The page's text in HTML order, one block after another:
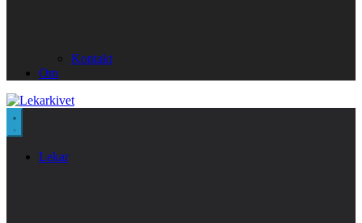
Kontakt
Om
Lekar